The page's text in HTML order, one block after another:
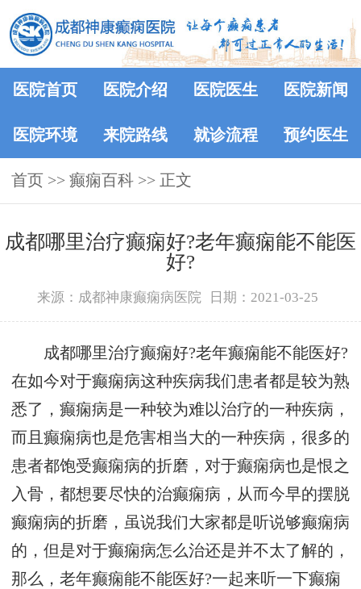
医院首页 医院介绍 医院医生 医院新闻
医院环境 来院路线 就诊流程 预约医生
首页 >> 癫痫百科 >> 正文
成都哪里治疗癫痫好?老年癫痫能不能医
好?
来源：成都神康癫痫病医院 日期：2021-03-25
成都哪里治疗癫痫好?老年癫痫能不能医好?
在如今对于癫痫病这种疾病我们患者都是较为熟
悉了，癫痫病是一种较为难以治疗的一种疾病，
而且癫痫病也是危害相当大的一种疾病，很多的
患者都饱受癫痫病的折磨，对于癫痫病也是恨之
入骨，都想要尽快的治癫痫病，从而今早的摆脱
癫痫病的折磨，虽说我们大家都是听说够癫痫病
的，但是对于癫痫病怎么治还是并不太了解的，
那么，老年癫痫能不能医好?一起来听一下癫痫